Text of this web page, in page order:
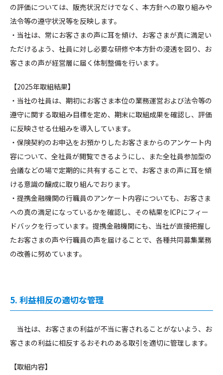
の評価については、販売状況だけでなく、本方針への取り組みや
法令等の遵守状況等を反映します。
・当社は、常にお客さまの声に耳を傾け、お客さまが真に満足い
ただけるよう、社員に対し必要な研修や本方針の浸透を図り、お
客さまの声が経営層に届く体制整備を行います。
【2025年取組結果】
・当社の社員は、期初にお客さま本位の業務運営および法令等の
遵守に関する取組み目標を定め、期末に取組成果を確認し、評価
に反映させる仕組みを導入しています。
・保険契約のお申込をお預かりしたお客さまからのアンケート内
容について、全社員が閲覧できるようにし、また全社員参加型の
会議などの場で定期的に共有することで、お客さまの声に耳を傾
ける意識の醸成に取り組んでおります。
・提携金融機関の行職員のアンケート内容についても、お客さま
への真の満足になっているかを確認し、その結果をICPにフィー
ドバックを行っています。提携金融機関にも、当社が直接把握し
たお客さまの声や行職員の声を届けることで、各種共同募集業務
の改善に努めています。
5. 利益相反の適切な管理
当社は、お客さまの利益が不当に害されることがないよう、お
客さまの利益に相反するおそれのある取引を適切に管理します。
【取組内容】